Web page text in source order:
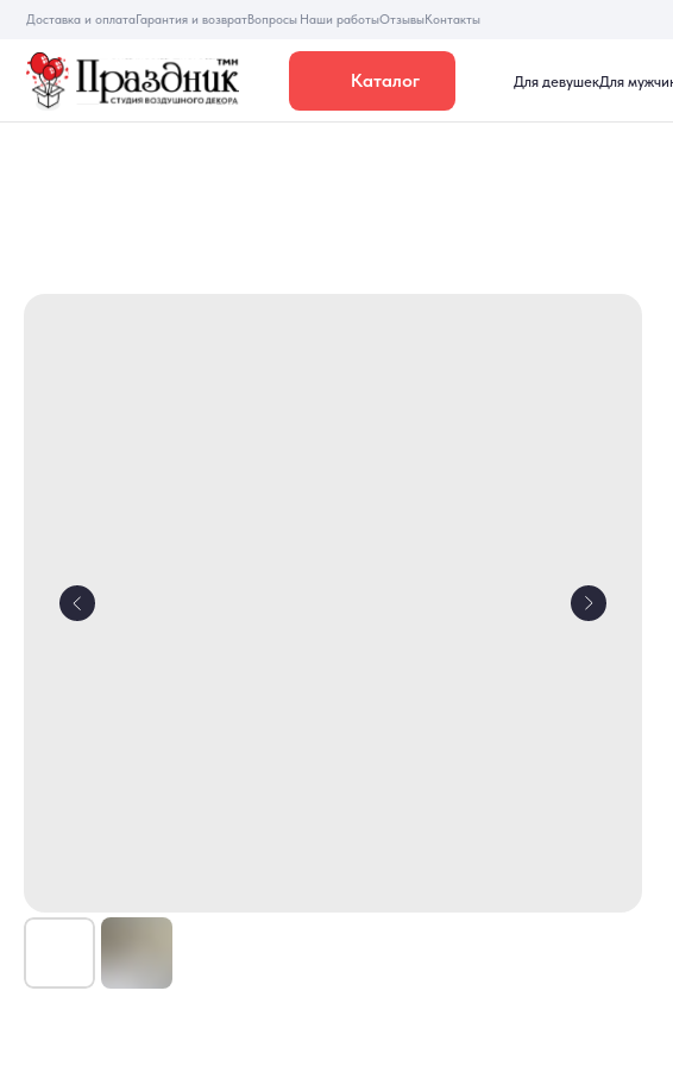
Доставка и оплатаГарантия и возвратВопросыНаши работыОтзывыКонтакты ул.
Каталог Для девушек Для мужчинДля детей